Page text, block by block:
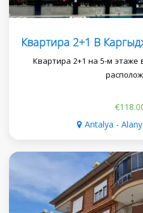
Квартира 2+1 на 5-м этаже
Antalya -